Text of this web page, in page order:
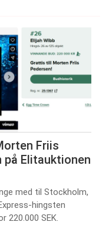
Friis
på Elitauktionen
med til Stockholm,
hingsten
220.000 SEK.